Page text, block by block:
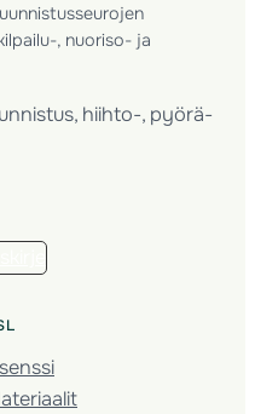
, nuoriso- ja
hiihto-, pyörä-